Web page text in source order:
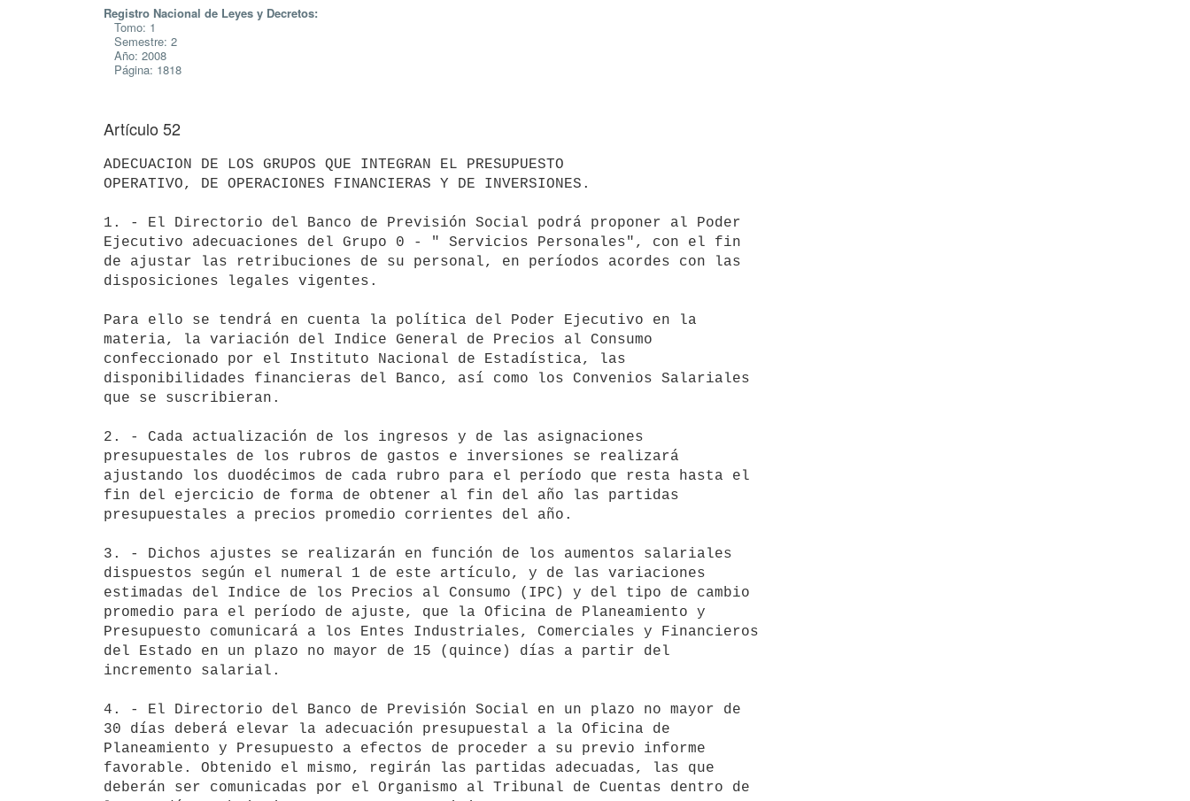
Registro Nacional de Leyes y Decretos:
Tomo: 1
Semestre: 2
Año: 2008
Página: 1818
Artículo 52
ADECUACION DE LOS GRUPOS QUE INTEGRAN EL PRESUPUESTO
OPERATIVO, DE OPERACIONES FINANCIERAS Y DE INVERSIONES.
1. - El Directorio del Banco de Previsión Social podrá proponer al Poder
Ejecutivo adecuaciones del Grupo 0 - " Servicios Personales", con el fin
de ajustar las retribuciones de su personal, en períodos acordes con las
disposiciones legales vigentes.
Para ello se tendrá en cuenta la política del Poder Ejecutivo en la
materia, la variación del Indice General de Precios al Consumo
confeccionado por el Instituto Nacional de Estadística, las
disponibilidades financieras del Banco, así como los Convenios Salariales
que se suscribieran.
2. - Cada actualización de los ingresos y de las asignaciones
presupuestales de los rubros de gastos e inversiones se realizará
ajustando los duodécimos de cada rubro para el período que resta hasta el
fin del ejercicio de forma de obtener al fin del año las partidas
presupuestales a precios promedio corrientes del año.
3. - Dichos ajustes se realizarán en función de los aumentos salariales
dispuestos según el numeral 1 de este artículo, y de las variaciones
estimadas del Indice de los Precios al Consumo (IPC) y del tipo de cambio
promedio para el período de ajuste, que la Oficina de Planeamiento y
Presupuesto comunicará a los Entes Industriales, Comerciales y Financieros
del Estado en un plazo no mayor de 15 (quince) días a partir del
incremento salarial.
4. - El Directorio del Banco de Previsión Social en un plazo no mayor de
30 días deberá elevar la adecuación presupuestal a la Oficina de
Planeamiento y Presupuesto a efectos de proceder a su previo informe
favorable. Obtenido el mismo, regirán las partidas adecuadas, las que
deberán ser comunicadas por el Organismo al Tribunal de Cuentas dentro de